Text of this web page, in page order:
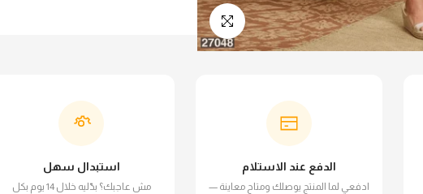
انقر للتكبير
الدفع عند الاستلام
ادفعي لما المنتج يوصلك ومتاح معاينة —
استبدال سهل
مش عاجبك؟ بدّليه خلال 14 يوم بكل